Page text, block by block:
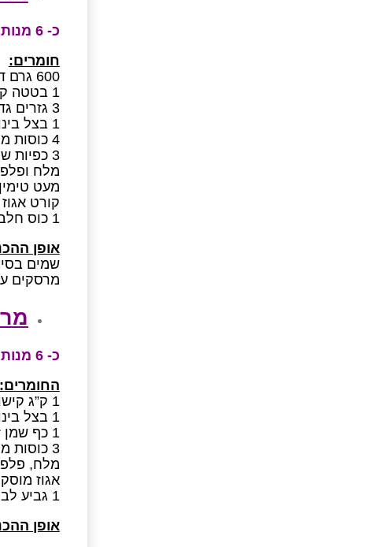
כ- 6 מנות, רק 100 קק”ל למנה
חומרים:
600 גרם דלעת קלופה/ 1 דלורית בינונית קלופה וחתוכה לקוביות
1 בטטה קטנה קלופה וחתוכה לקוביות
3 גזרים גדולים קלופים וחתוכים לקוביות
1 בצל בינוני קלוף וקצוץ
4 כוסות מרק עוף דל קלוריות מוכן
3 כפיות שום כתוש
מלח
מעט
קורט
1 כוס חלב דל שומן מעושר בסידן
אופן
שמים
מרסקים
כ- 6 מנות , 90 קק”ל למנה מרשימה
החומרים:
1 ק”ג קישואים מסוג זוקיני
1 בצל בינוני, קצוץ
1 כף שמן זית
3 כוסות מרק צח (3 כוסות מים מעורבבות ב-3 שקיות אבקת מרק 10)
מלח,
אגוז
1 גביע לבן 3%
אופן